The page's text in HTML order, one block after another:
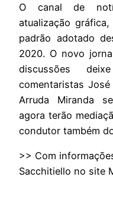
O canal de
atualização
padrão adotado
2020. O novo
discussões
comentaristas
Arruda Miranda
agora terão
condutor também do
>> Com
Sacchitiello no site